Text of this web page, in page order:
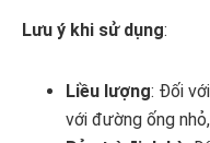
Lưu ý khi sử dụng:
Liều lượng: Đối
với đường ống